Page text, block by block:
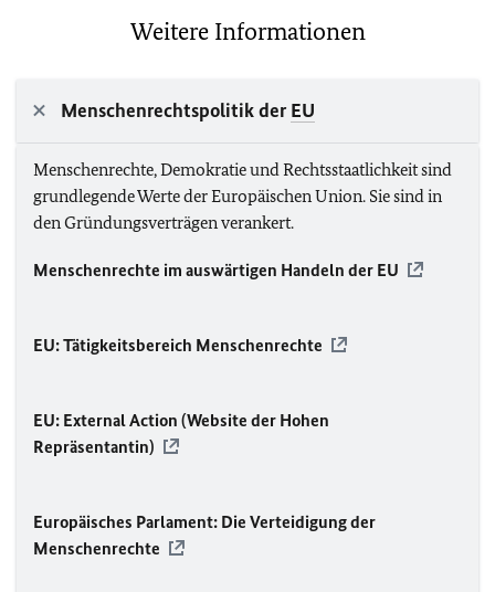
Weitere Informationen
Menschenrechtspolitik derEU
Menschenrechte, Demokratie und Rechtsstaatlichkeit sind
grundlegende Werte der Europäischen Union. Sie sind in
den Gründungsverträgen verankert.
Menschenrechte im auswärtigen Handeln der EU
EU: Tätigkeitsbereich Menschenrechte
EU: External Action (Website der Hohen
Repräsentantin)
Europäisches Parlament: Die Verteidigung der
Menschenrechte